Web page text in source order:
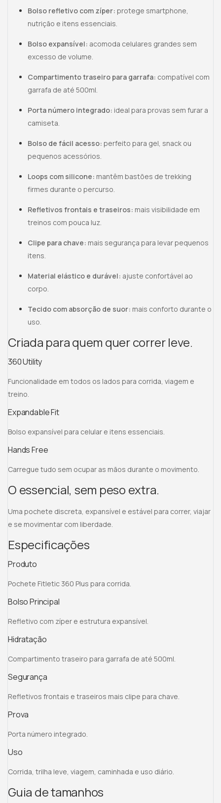
Bolso refletivo com zíper: protege smartphone,
nutrição e itens essenciais.
Bolso expansível: acomoda celulares grandes sem
excesso de volume.
Compartimento traseiro para garrafa: compatível com
garrafa de até 500ml.
Porta número integrado: ideal para provas sem furar a
camiseta.
Bolso de fácil acesso: perfeito para gel, snack ou
pequenos acessórios.
Loops com silicone: mantêm bastões de trekking
firmes durante o percurso.
Refletivos frontais e traseiros: mais visibilidade em
treinos com pouca luz.
Clipe para chave: mais segurança para levar pequenos
itens.
Material elástico e durável: ajuste confortável ao
corpo.
Tecido com absorção de suor: mais conforto durante o
uso.
Criada para quem quer correr leve.
360 Utility
Funcionalidade em todos os lados para corrida, viagem e
treino.
Expandable Fit
Bolso expansível para celular e itens essenciais.
Hands Free
Carregue tudo sem ocupar as mãos durante o movimento.
O essencial, sem peso extra.
Uma pochete discreta, expansível e estável para correr, viajar
e se movimentar com liberdade.
Especificações
Produto
Pochete Fitletic 360 Plus para corrida.
Bolso Principal
Refletivo com zíper e estrutura expansível.
Hidratação
Compartimento traseiro para garrafa de até 500ml.
Segurança
Refletivos frontais e traseiros mais clipe para chave.
Prova
Porta número integrado.
Uso
Corrida, trilha leve, viagem, caminhada e uso diário.
Guia de tamanhos